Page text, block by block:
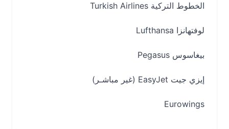
الخطوط التركية Turkish Airlines
لوفتهانزا Lufthansa
بيغاسوس Pegasus
إيزي جيت EasyJet (غير مباشـر)
Eurowings